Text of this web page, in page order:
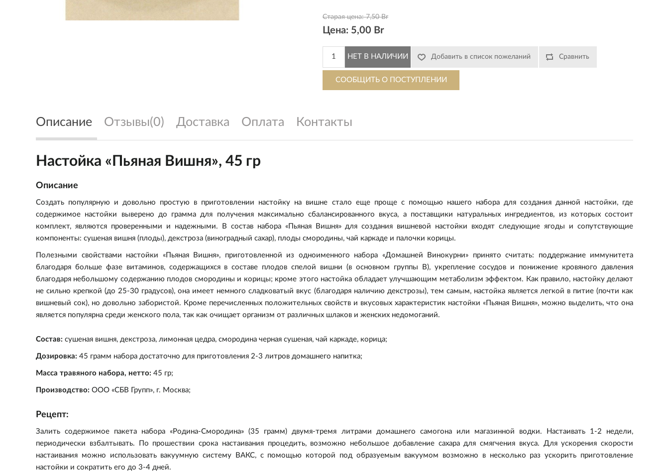
Старая цена: 7,50 Br
Цена: 5,00 Br
Описание Отзывы(0) Доставка Оплата Контакты
Настойка «Пьяная Вишня», 45 гр
Описание
Создать популярную и довольно простую в приготовлении настойку на вишне стало еще проще с помощью нашего набора для создания данной настойки, где
содержимое настойки выверено до грамма для получения максимально сбалансированного вкуса, а поставщики натуральных ингредиентов, из которых состоит
комплект, являются проверенными и надежными. В состав набора «Пьяная Вишня» для создания вишневой настойки входят следующие ягоды и сопутствующие
компоненты: сушеная вишня (плоды), декстроза (виноградный сахар), плоды смородины, чай каркаде и палочки корицы.
Полезными свойствами настойки «Пьяная Вишня», приготовленной из одноименного набора «Домашней Винокурни» принято считать: поддержание иммунитета
благодаря больше фазе витаминов, содержащихся в составе плодов спелой вишни (в основном группы B), укрепление сосудов и понижение кровяного давления
благодаря небольшому содержанию плодов смородины и корицы; кроме этого настойка обладает улучшающим метаболизм эффектом. Как правило, настойку делают
не сильно крепкой (до 25-30 градусов), она имеет немного сладковатый вкус (благодаря наличию декстрозы), тем самым, настойка является легкой в питие (почти как
вишневый сок), но довольно забористой. Кроме перечисленных положительных свойств и вкусовых характеристик настойки «Пьяная Вишня», можно выделить, что она
является популярна среди женского пола, так как очищает организм от различных шлаков и женских недомоганий.
Состав: сушеная вишня, декстроза, лимонная цедра, смородина черная сушеная, чай каркаде, корица;
Дозировка: 45 грамм набора достаточно для приготовления 2-3 литров домашнего напитка;
Масса травяного набора, нетто: 45 гр;
Производство: ООО «СБВ Групп», г. Москва;
Рецепт:
Залить содержимое пакета набора «Родина-Смородина» (35 грамм) двумя-тремя литрами домашнего самогона или магазинной водки. Настаивать 1-2 недели,
периодически взбалтывать. По прошествии срока настаивания процедить, возможно небольшое добавление сахара для смягчения вкуса. Для ускорения скорости
настаивания можно использовать вакуумную систему ВАКС, с помощью которой под образуемым вакуумом возможно в несколько раз ускорить приготовление
настойки и сократить его до 3-4 дней.